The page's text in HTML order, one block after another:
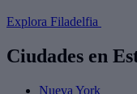
Explora Filadelfia
Ciudades en
Nueva York